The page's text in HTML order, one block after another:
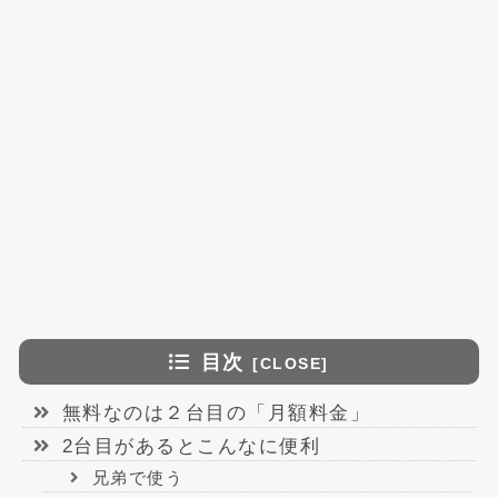
目次
無料なのは２台目の「月額料金」
2台目があるとこんなに便利
兄弟で使う